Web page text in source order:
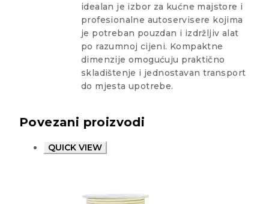
idealan je izbor za kućne majstore i
profesionalne autoservisere kojima
je potreban pouzdan i izdržljiv alat
po razumnoj cijeni. Kompaktne
dimenzije omogućuju praktično
skladištenje i jednostavan transport
do mjesta upotrebe.
Povezani proizvodi
QUICK VIEW